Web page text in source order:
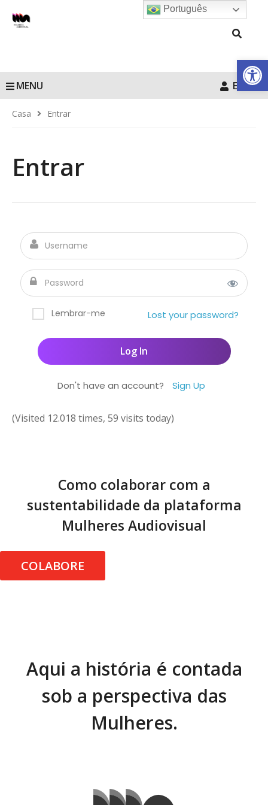
Barra de
MENU Entrar
Casa Entrar
Entrar
Lembrar-me Lost your password?
Don't have an account? Sign Up
(Visited 12.018 times, 59 visits today)
Como colaborar com a
sustentabilidade da plataforma
Mulheres Audiovisual
COLABORE
Aqui a história é contada
sob a perspectiva das
Mulheres.
Português